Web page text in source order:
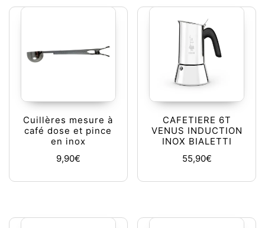
Cuillères mesure à
café dose et pince
en inox
9,90€
CAFETIERE 6T
VENUS INDUCTION
INOX BIALETTI
55,90€